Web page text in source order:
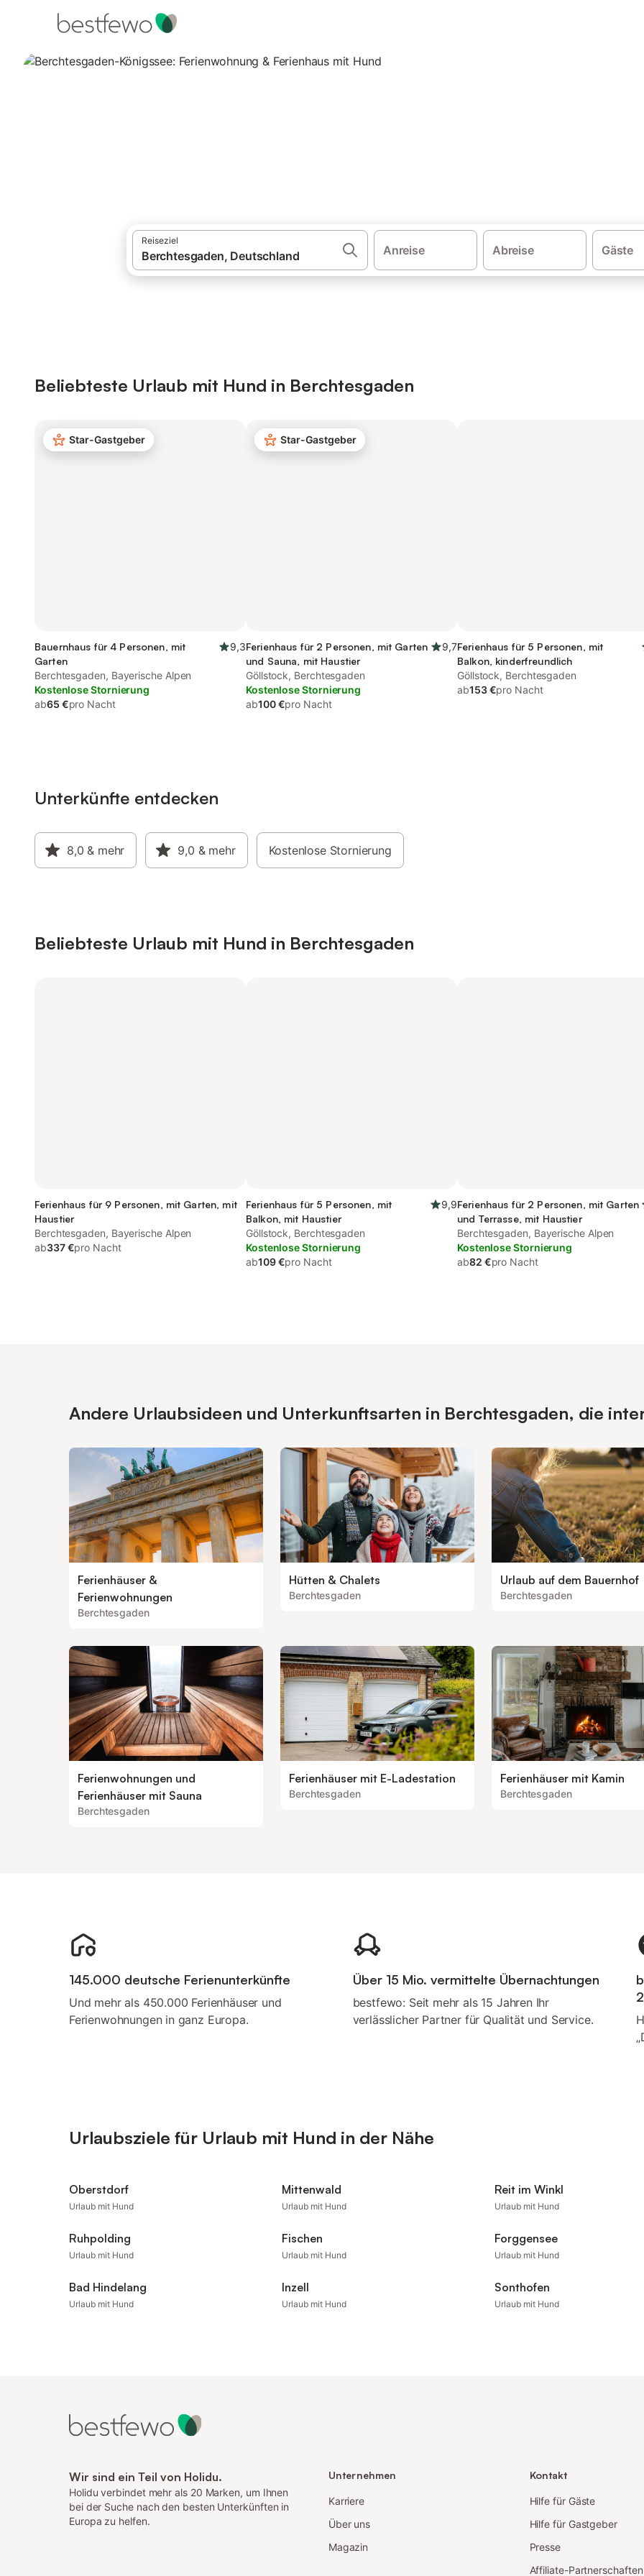
Reiseziel
Anreise Abreise Gäste
Beliebteste Urlaub mit Hund in Berchtesgaden
Star-Gastgeber
Bauernhaus für 4 Personen, mit
Garten
9,3
Berchtesgaden, Bayerische Alpen
Kostenlose Stornierung
ab65 €pro Nacht
Star-Gastgeber
Ferienhaus für 2 Personen, mit Garten
und Sauna, mit Haustier
9,7
Göllstock, Berchtesgaden
Kostenlose Stornierung
ab100 €pro Nacht
Ferienhaus für 5 Personen, mit
Balkon, kinderfreundlich
Göllstock, Berchtesgaden
ab153 €pro Nacht
Unterkünfte entdecken
8,0 & mehr 9,0 & mehr Kostenlose Stornierung
Beliebteste Urlaub mit Hund in Berchtesgaden
Ferienhaus für 9 Personen, mit Garten, mit
Haustier
Berchtesgaden, Bayerische Alpen
ab337 €pro Nacht
Ferienhaus für 5 Personen, mit
Balkon, mit Haustier
9,9
Göllstock, Berchtesgaden
Kostenlose Stornierung
ab109 €pro Nacht
Ferienhaus für 2 Personen, mit Garten
und Terrasse, mit Haustier
Berchtesgaden, Bayerische Alpen
Kostenlose Stornierung
ab82 €pro Nacht
Andere Urlaubsideen und Unterkunftsarten in Berchtesgaden, die
Ferienhäuser &
Ferienwohnungen
Berchtesgaden
Hütten & Chalets
Berchtesgaden
Urlaub auf dem Bauernhof
Berchtesgaden
Ferienwohnungen und
Ferienhäuser mit Sauna
Berchtesgaden
Ferienhäuser mit E-Ladestation
Berchtesgaden
Ferienhäuser mit Kamin
Berchtesgaden
145.000 deutsche Ferienunterkünfte
Und mehr als 450.000 Ferienhäuser und
Ferienwohnungen in ganz Europa.
Über 15 Mio. vermittelte Übernachtungen
bestfewo: Seit mehr als 15 Jahren Ihr
verlässlicher Partner für Qualität und Service.
Urlaubsziele für Urlaub mit Hund in der Nähe
Oberstdorf
Urlaub mit Hund
Mittenwald
Urlaub mit Hund
Reit im Winkl
Urlaub mit Hund
Ruhpolding
Urlaub mit Hund
Fischen
Urlaub mit Hund
Forggensee
Urlaub mit Hund
Bad Hindelang
Urlaub mit Hund
Inzell
Urlaub mit Hund
Sonthofen
Urlaub mit Hund
Wir sind ein Teil von Holidu.
Holidu verbindet mehr als 20 Marken, um Ihnen
bei der Suche nach den besten Unterkünften in
Europa zu helfen.
Unternehmen
Karriere
Über uns
Magazin
Kontakt
Hilfe für Gäste
Hilfe für Gastgeber
Presse
Affiliate-Partnerschaften